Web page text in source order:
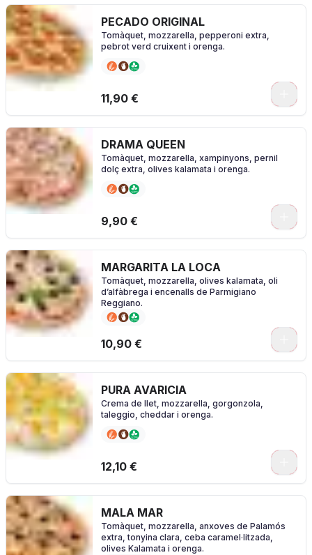
PECADO ORIGINAL
Tomàquet, mozzarella, pepperoni extra,
pebrot verd cruixent i orenga.
11,90 €
DRAMA QUEEN
Tomàquet, mozzarella, xampinyons, pernil
dolç extra, olives kalamata i orenga.
9,90 €
MARGARITA LA LOCA
Tomàquet, mozzarella, olives kalamata, oli
d’alfàbrega i encenalls de Parmigiano
Reggiano.
10,90 €
PURA AVARICIA
Crema de llet, mozzarella, gorgonzola,
taleggio, cheddar i orenga.
12,10 €
MALA MAR
Tomàquet, mozzarella, anxoves de Palamós
extra, tonyina clara, ceba caramel·litzada,
olives Kalamata i orenga.